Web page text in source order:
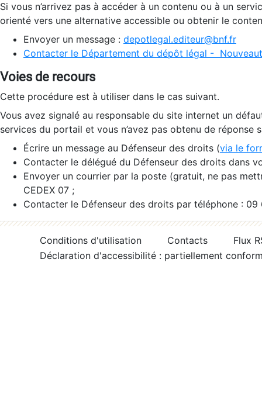
Si vous n’arrivez pas à accéder à un contenu ou à un
orienté vers une alternative accessible ou obtenir le
Envoyer un message : depotlegal.editeur@bnf.fr
Contacter le Département du dépôt légal -
Voies de recours
Cette procédure est à utiliser dans le cas suivant.
Vous avez signalé au responsable du site internet un
services du portail et vous n’avez pas obtenu de réponse
Écrire un message au Défenseur des droits (via le
Contacter le délégué du Défenseur des droits dans
Envoyer un courrier par la poste (gratuit, ne pas
CEDEX 07 ;
Contacter le Défenseur des droits par téléphone :
Conditions d'utilisation Contacts
Flux
Déclaration d'accessibilité : partiellement